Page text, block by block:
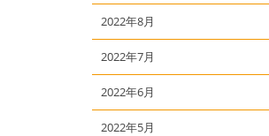
2022年8月
2022年7月
2022年6月
2022年5月